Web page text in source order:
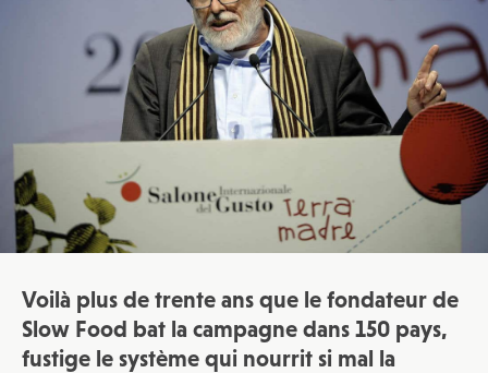
Voilà plus de trente ans que le fondateur de
Slow Food bat la campagne dans 150 pays,
fustige le système qui nourrit si mal la